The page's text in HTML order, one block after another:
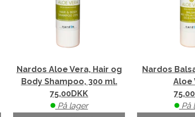
Nardos Aloe Vera, Hair og
Body Shampoo, 300 ml.
75,00DKK
På lager
Nardos
Aloe
75,00
På